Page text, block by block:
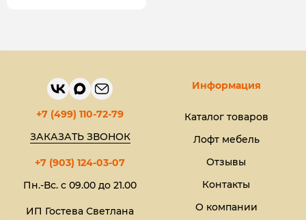
+7 (499) 110-72-79
ЗАКАЗАТЬ ЗВОНОК
+7 (903) 124-03-07
Пн.-Вс. с 09.00 до 21.00
ИП Гостева Светлана
Информация
Каталог товаров
Лофт мебель
Отзывы
Контакты
О компании